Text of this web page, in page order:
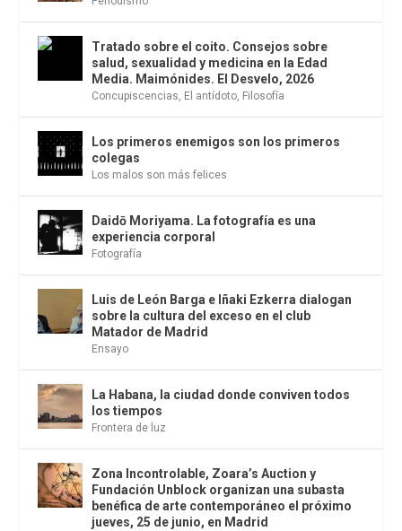
Tratado sobre el coito. Consejos sobre
salud, sexualidad y medicina en la Edad
Media. Maimónides. El Desvelo, 2026
Concupiscencias, El antídoto, Filosofía
Los primeros enemigos son los primeros
colegas
Los malos son más felices
Daidō Moriyama. La fotografía es una
experiencia corporal
Fotografía
Luis de León Barga e Iñaki Ezkerra dialogan
sobre la cultura del exceso en el club
Matador de Madrid
Ensayo
La Habana, la ciudad donde conviven todos
los tiempos
Frontera de luz
Zona Incontrolable, Zoara’s Auction y
Fundación Unblock organizan una subasta
benéfica de arte contemporáneo el próximo
jueves, 25 de junio, en Madrid